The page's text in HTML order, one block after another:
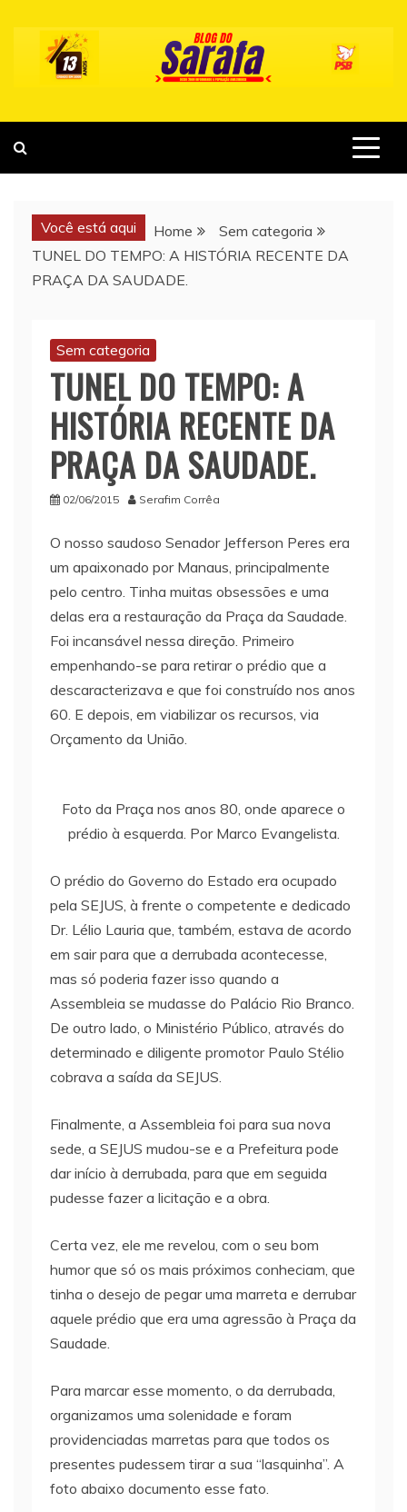
content
Você está aqui Home
Sem categoria
TUNEL DO TEMPO: A HISTÓRIA RECENTE DA
PRAÇA DA SAUDADE.
Sem categoria
TUNEL DO TEMPO: A
HISTÓRIA RECENTE DA
PRAÇA DA SAUDADE.
02/06/2015 Serafim Corrêa
O nosso saudoso Senador Jefferson Peres era
um apaixonado por Manaus, principalmente
pelo centro. Tinha muitas obsessões e uma
delas era a restauração da Praça da Saudade.
Foi incansável nessa direção. Primeiro
empenhando-se para retirar o prédio que a
descaracterizava e que foi construído nos anos
60. E depois, em viabilizar os recursos, via
Orçamento da União.
Foto da Praça nos anos 80, onde aparece o
prédio à esquerda. Por Marco Evangelista.
O prédio do Governo do Estado era ocupado
pela SEJUS, à frente o competente e dedicado
Dr. Lélio Lauria que, também, estava de acordo
em sair para que a derrubada acontecesse,
mas só poderia fazer isso quando a
Assembleia se mudasse do Palácio Rio Branco.
De outro lado, o Ministério Público, através do
determinado e diligente promotor Paulo Stélio
cobrava a saída da SEJUS.
Finalmente, a Assembleia foi para sua nova
sede, a SEJUS mudou-se e a Prefeitura pode
dar início à derrubada, para que em seguida
pudesse fazer a licitação e a obra.
Certa vez, ele me revelou, com o seu bom
humor que só os mais próximos conheciam, que
tinha o desejo de pegar uma marreta e derrubar
aquele prédio que era uma agressão à Praça da
Saudade.
Para marcar esse momento, o da derrubada,
organizamos uma solenidade e foram
providenciadas marretas para que todos os
presentes pudessem tirar a sua “lasquinha”. A
foto abaixo documento esse fato.